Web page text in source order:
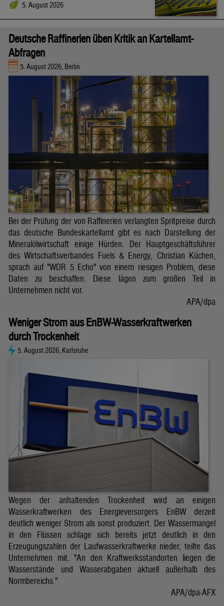
5. August 2026
Deutsche Raffinerien üben Kritik an Kartellamt-
Abfragen
5. August 2026, Berlin
Bei der Prüfung der von Raffinerien verlangten Spritpreise durch
das deutsche Bundeskartellamt gibt es nach Darstellung der
Mineralölwirtschaft einige Hürden. Der Hauptgeschäftsführer
des Wirtschaftsverbandes Fuels & Energy, Christian Küchen,
sprach auf "WDR 5 Echo" von einem riesigen Problem, diese
Daten zu beschaffen. Diese lägen zum großen Teil in
Unternehmen nicht vor.
APA/dpa
Weniger Strom aus EnBW-Wasserkraftwerken
durch Trockenheit
5. August 2026, Karlsruhe
Wegen der anhaltenden Trockenheit wird an einigen
Wasserkraftwerken des Energieversorgers EnBW derzeit
deutlich weniger Strom als sonst produziert. Der Wassermangel
in den Flüssen schlage sich bereits jetzt deutlich in den
Erzeugungszahlen der Laufwasserkraftwerke nieder, teilte das
Unternehmen mit. "An den Kraftwerksstandorten liegen die
Wasserstände und Wasserabgaben aktuell außerhalb des
Normbereichs."
APA/dpa-AFX